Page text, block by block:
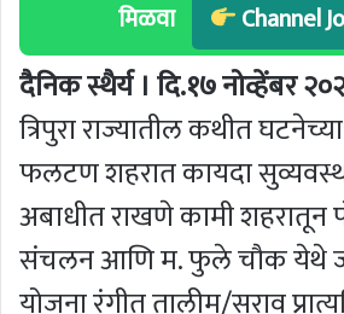
मिळवा
Channel
दैनिक स्थैर्य । दि.१७ नोव्हेंबर
त्रिपुरा राज्यातील कथीत घटनेच्या
फलटण शहरात कायदा
अबाधीत राखणे कामी शहरातून
संचलन आणि म. फुले चौक येथे
योजना रंगीत तालीम/सराव